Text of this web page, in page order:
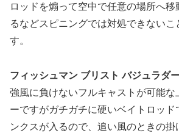
ロッドを煽って空中で任意の場所へ移
るなどスピニングでは対処できないこ
す。
フィッシュマン ブリスト バジュラダ
強風に負けないフルキャストが可能な
ーですがガチガチに硬いベイトロッド
ンクスが入るので、追い風のときの